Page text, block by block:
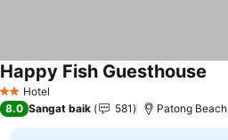
2 Bintang
Hotel
Happy Fish Guesthouse
8.0 Sangat baik 581 Patong Beach